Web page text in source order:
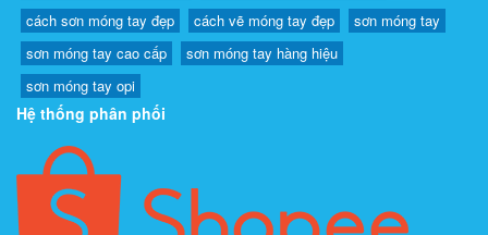
cách sơn móng tay đẹp
cách vẽ móng tay đẹp
sơn móng tay
sơn móng tay cao cấp
sơn móng tay hàng hiệu
sơn móng tay opi
Hệ thống phân phối